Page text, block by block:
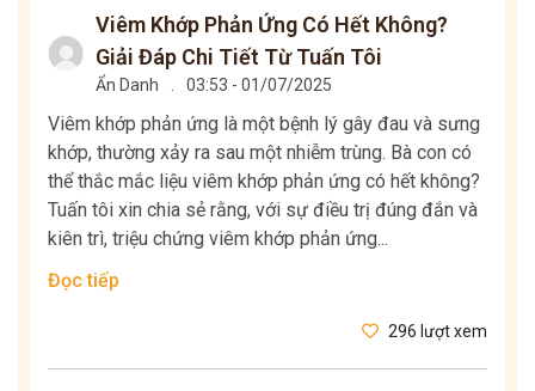
Viêm Khớp Phản Ứng Có Hết Không?
Giải Đáp Chi Tiết Từ Tuấn Tôi
Ẩn Danh . 03:53 - 01/07/2025
Viêm khớp phản ứng là một bệnh lý gây đau và sưng
khớp, thường xảy ra sau một nhiễm trùng. Bà con có
thể thắc mắc liệu viêm khớp phản ứng có hết không?
Tuấn tôi xin chia sẻ rằng, với sự điều trị đúng đắn và
kiên trì, triệu chứng viêm khớp phản ứng...
Đọc tiếp
296 lượt xem